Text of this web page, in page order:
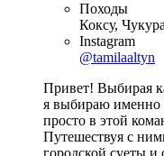
Походы
Коксу,
Instagram
@tamilaaltyn
Привет! Выбирая
я выбираю именно
просто в этой
Путешествуя с
городской суеты